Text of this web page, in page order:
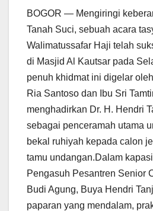
BOGOR — Mengiringi
Tanah Suci, sebuah acara
Walimatussafar Haji telah
di Masjid Al Kautsar pada
penuh khidmat ini digelar
Ria Santoso dan Ibu Sri
menghadirkan Dr. H. Hendri
sebagai penceramah utama
bekal ruhiyah kepada calon
tamu undangan.Dalam
Pengasuh Pesantren Senior
Budi Agung, Buya Hendri
paparan yang mendalam,